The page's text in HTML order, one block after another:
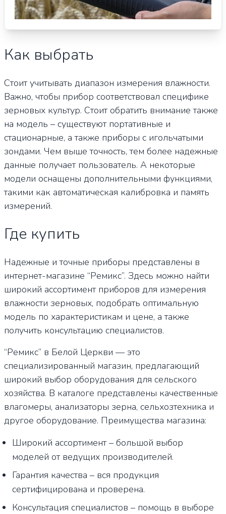
Как выбрать
Стоит учитывать диапазон измерения влажности.
Важно, чтобы прибор соответствовал специфике
зерновых культур. Стоит обратить внимание также
на модель – существуют портативные и
стационарные, а также приборы с игольчатыми
зондами. Чем выше точность, тем более надежные
данные получает пользователь. А некоторые
модели оснащены дополнительными функциями,
такими как автоматическая калибровка и память
измерений.
Где купить
Надежные и точные приборы представлены в
интернет-магазине “Ремикс”. Здесь можно найти
широкий ассортимент приборов для измерения
влажности зерновых, подобрать оптимальную
модель по характеристикам и цене, а также
получить консультацию специалистов.
“Ремикс” в Белой Церкви — это
специализированный магазин, предлагающий
широкий выбор оборудования для сельского
хозяйства. В каталоге представлены качественные
влагомеры, анализаторы зерна, сельхозтехника и
другое оборудование. Преимущества магазина:
Широкий ассортимент – большой выбор
моделей от ведущих производителей.
Гарантия качества – вся продукция
сертифицирована и проверена.
Консультация специалистов – помощь в выборе